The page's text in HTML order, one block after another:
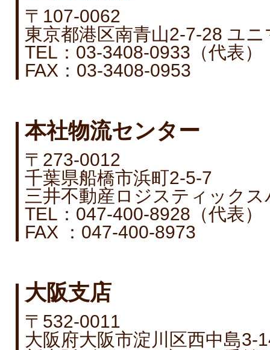
〒107-0062
東京都港区南青山2-7-28 ユ
TEL：03-3408-0933（代表）
FAX：03-3408-0953
本社物流センター
〒273-0012
千葉県船橋市浜町2-5-7
三井不動産ロジスティック
TEL：047-400-8928（代表）
FAX ：047-400-8973
大阪支店
〒532-0011
大阪府大阪市淀川区西中島3-